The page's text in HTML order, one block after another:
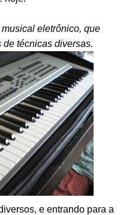
eletrônico, que
técnicas diversas.
e entrando para a